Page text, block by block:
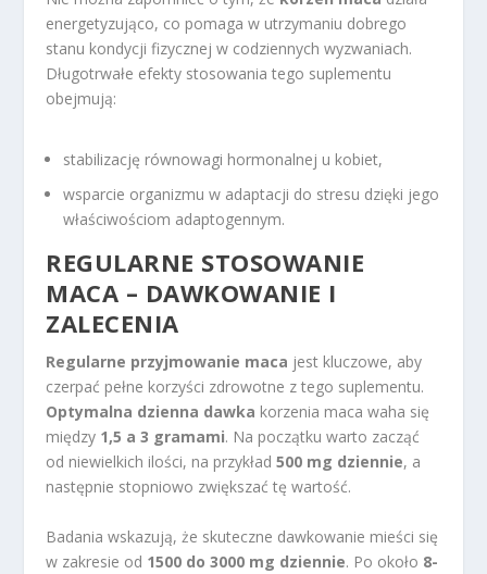
energetyzująco, co pomaga w utrzymaniu dobrego
stanu kondycji fizycznej w codziennych wyzwaniach.
Długotrwałe efekty stosowania tego suplementu
obejmują:
stabilizację równowagi hormonalnej u kobiet,
wsparcie organizmu w adaptacji do stresu dzięki jego
właściwościom adaptogennym.
REGULARNE STOSOWANIE
MACA – DAWKOWANIE I
ZALECENIA
Regularne przyjmowanie maca jest kluczowe, aby
czerpać pełne korzyści zdrowotne z tego suplementu.
Optymalna dzienna dawka korzenia maca waha się
między 1,5 a 3 gramami. Na początku warto zacząć
od niewielkich ilości, na przykład500 mg dziennie, a
następnie stopniowo zwiększać tę wartość.
Badania wskazują, że skuteczne dawkowanie mieści się
w zakresie od 1500 do 3000 mg dziennie. Po około 8-